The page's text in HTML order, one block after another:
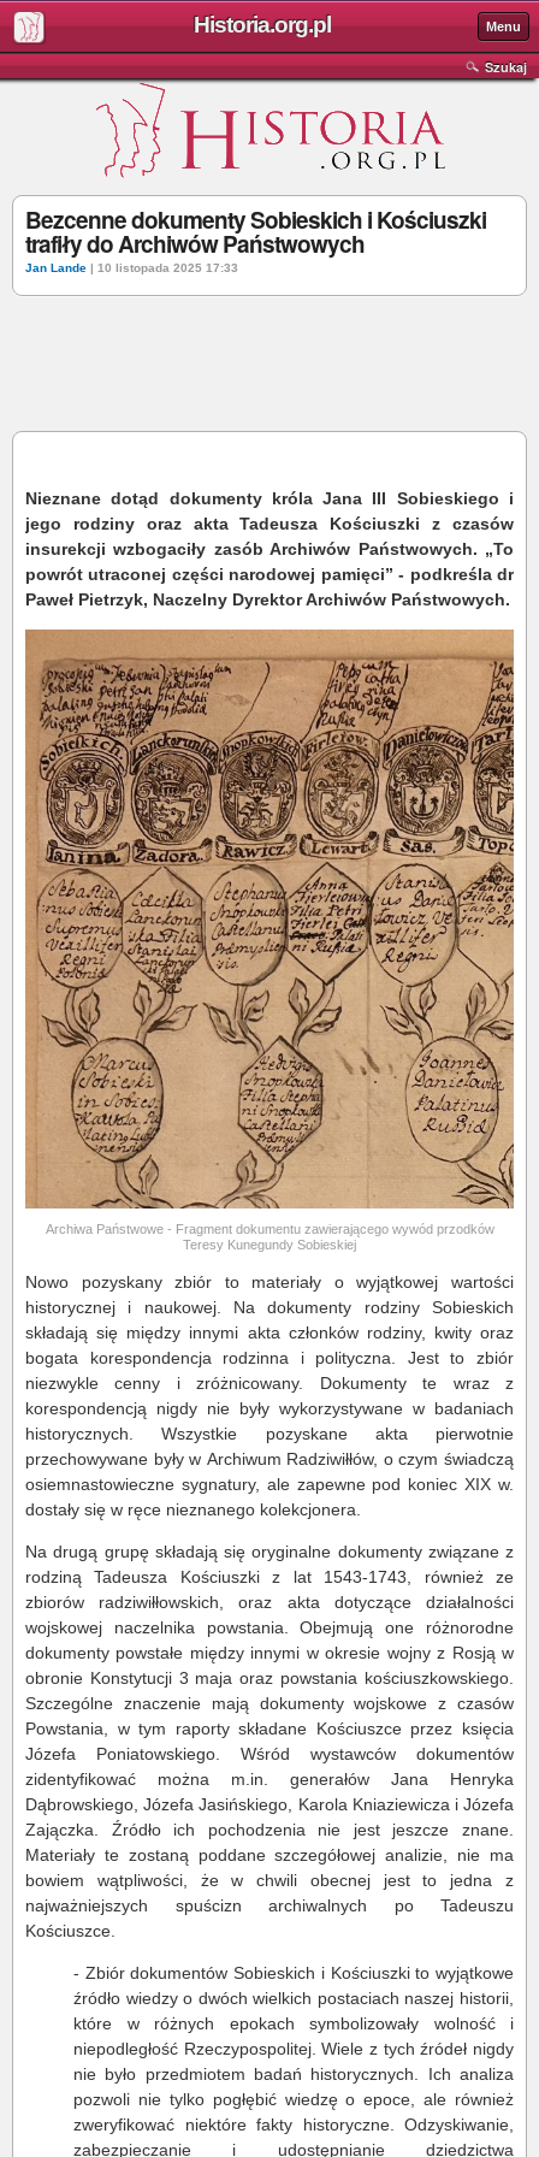
Historia.org.pl Menu
Szukaj
Bezcenne dokumenty Sobieskich i Kościuszki
trafiły do Archiwów Państwowych
Jan Lande | 10 listopada 2025 17:33
Nieznane dotąd dokumenty króla Jana III Sobieskiego i
jego rodziny oraz akta Tadeusza Kościuszki z czasów
insurekcji wzbogaciły zasób Archiwów Państwowych. „To
powrót utraconej części narodowej pamięci” - podkreśla dr
Paweł Pietrzyk, Naczelny Dyrektor Archiwów Państwowych.
Archiwa Państwowe - Fragment dokumentu zawierającego wywód przodków
Teresy Kunegundy Sobieskiej
Nowo pozyskany zbiór to materiały o wyjątkowej wartości
historycznej i naukowej. Na dokumenty rodziny Sobieskich
składają się między innymi akta członków rodziny, kwity oraz
bogata korespondencja rodzinna i polityczna. Jest to zbiór
niezwykle cenny i zróżnicowany. Dokumenty te wraz z
korespondencją nigdy nie były wykorzystywane w badaniach
historycznych. Wszystkie pozyskane akta pierwotnie
przechowywane były w Archiwum Radziwiłłów, o czym świadczą
osiemnastowieczne sygnatury, ale zapewne pod koniec XIX w.
dostały się w ręce nieznanego kolekcjonera.
Na drugą grupę składają się oryginalne dokumenty związane z
rodziną Tadeusza Kościuszki z lat 1543-1743, również ze
zbiorów radziwiłłowskich, oraz akta dotyczące działalności
wojskowej naczelnika powstania. Obejmują one różnorodne
dokumenty powstałe między innymi w okresie wojny z Rosją w
obronie Konstytucji 3 maja oraz powstania kościuszkowskiego.
Szczególne znaczenie mają dokumenty wojskowe z czasów
Powstania, w tym raporty składane Kościuszce przez księcia
Józefa Poniatowskiego. Wśród wystawców dokumentów
zidentyfikować można m.in. generałów Jana Henryka
Dąbrowskiego, Józefa Jasińskiego, Karola Kniaziewicza i Józefa
Zajączka. Źródło ich pochodzenia nie jest jeszcze znane.
Materiały te zostaną poddane szczegółowej analizie, nie ma
bowiem wątpliwości, że w chwili obecnej jest to jedna z
najważniejszych spuścizn archiwalnych po Tadeuszu
Kościuszce.
- Zbiór dokumentów Sobieskich i Kościuszki to wyjątkowe
źródło wiedzy o dwóch wielkich postaciach naszej historii,
które w różnych epokach symbolizowały wolność i
niepodległość Rzeczypospolitej. Wiele z tych źródeł nigdy
nie było przedmiotem badań historycznych. Ich analiza
pozwoli nie tylko pogłębić wiedzę o epoce, ale również
zweryfikować niektóre fakty historyczne. Odzyskiwanie,
zabezpieczanie i udostępnianie dziedzictwa